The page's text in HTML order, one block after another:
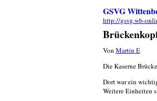
GSVG
http://gsvg.wb-
Von Martin E
Die Kaserne
Dort war ein
Weitere Einheiten